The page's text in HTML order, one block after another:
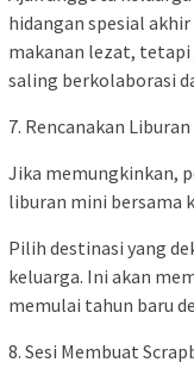
hidangan spesial
makanan lezat,
saling berkolaborasi
7. Rencanakan
Jika memungkinkan,
liburan mini bersama
Pilih destinasi yang
keluarga. Ini akan
memulai tahun baru
8. Sesi Membuat